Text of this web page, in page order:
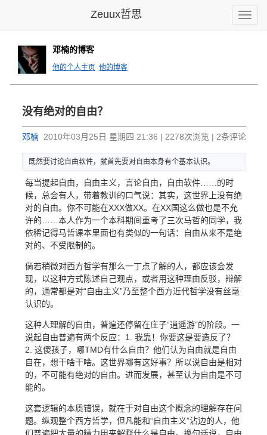
Toggle
Zeuux哲思
邓楠的博客
他的个人主页 他的博客
没有绝对的自由？
邓楠 2010年03月25日 星期四 21:36 | 2278次浏览 | 2条评论
既然要讨论自由软件， 就首先要对自由本身有个基本认识。
每当提起自由，自由主义，言论自由，自由软件……的时
候，总会有人，带着教训的口气说：其实，这世界上没有绝
对的自由。你不可能在XXX做XX。在XX国这么做也是不允
许的……本人作为一个本科期间重考了三次马哲的同学，我
依稀记得马哲课本里面也有类似的一句话：自由从来不是绝
对的、不受限制的。
倘若稍微对西方哲学有那么一丁点了解的人，都应该会发
现，以这种方式陈述自己观点，或者用这种理由反驳，辩解
的，通常都是对“自由主义”乃至整个西方近代哲学没有丝毫
认识的。
这种人理解的自由，普遍还停留在庄子“逍遥游”的阶段。一
说起自由普遍有两个反应：1. 我靠！你要这是要造反了？
2. 这傻孩子，哪TMD有什么自由？他们认为自由就是自由
自在，想干啥干啥。这世界哪有这好事？所以说自由是相对
的，不可能有绝对的自由。进而发展，甚至认为自由是不可
能的。
这套逻辑的本质错误，就在于对自由这个概念的理解存在问
题。纵观整个西方哲学，但凡能和“自由主义”沾边的人，他